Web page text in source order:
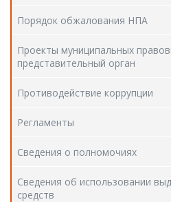
Порядок обжалования НПА
Проекты муниципальных
представительный орган
Противодействие коррупции
Регламенты
Сведения о полномочиях
Сведения об использовании
средств